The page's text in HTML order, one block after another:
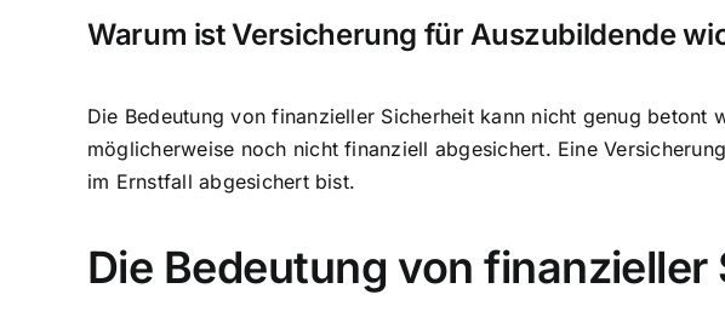
Warum ist Versicherung für Auszubildende
Die Bedeutung von finanzieller Sicherheit kann nicht genug
möglicherweise noch nicht finanziell abgesichert. Eine
im Ernstfall abgesichert bist.
Die Bedeutung von finanzieller